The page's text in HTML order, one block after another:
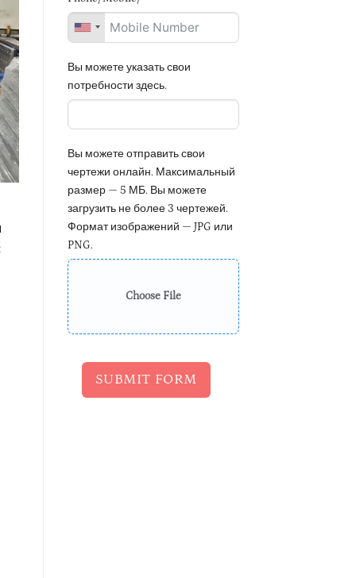
Вы можете указать свои
потребности здесь.
Вы можете отправить свои
чертежи онлайн. Максимальный
размер — 5 МБ. Вы можете
загрузить не более 3 чертежей.
Формат изображений — JPG или
PNG.
Choose File
SUBMIT FORM